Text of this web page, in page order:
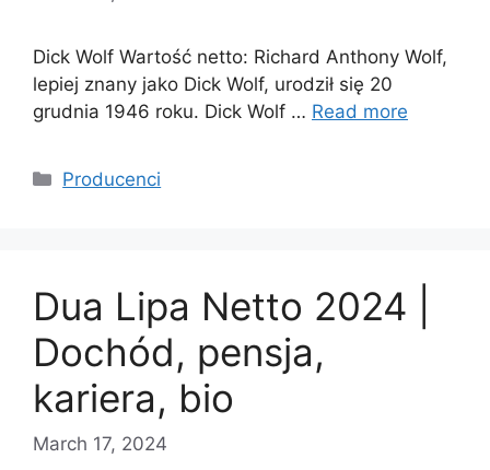
Dick Wolf Wartość netto: Richard Anthony Wolf,
lepiej znany jako Dick Wolf, urodził się 20
grudnia 1946 roku. Dick Wolf … Read more
Categories
Producenci
Dua Lipa Netto 2024 |
Dochód, pensja,
kariera, bio
March 17, 2024